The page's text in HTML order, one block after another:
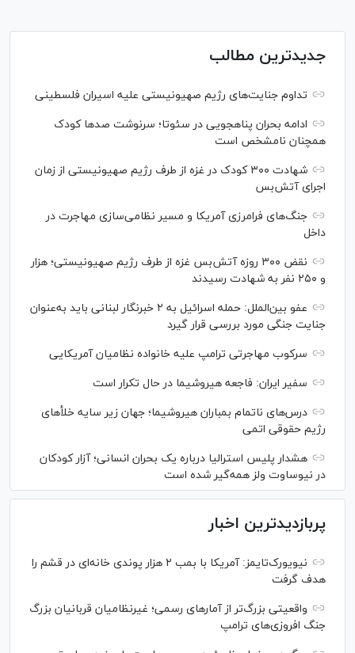
جدیدترین مطالب
تداوم جنایت‌های رژیم صهیونیستی علیه اسیران فلسطینی
ادامه بحران پناهجویی در سئوتا؛ سرنوشت صدها کودک
همچنان نامشخص است
شهادت ۳۰۰ کودک در غزه از طرف رژیم صهیونیستی از زمان
اجرای آتش‌بس
جنگ‌های فرامرزی آمریکا و مسیر نظامی‌سازی مهاجرت در
داخل
نقض ۳۰۰ روزه آتش‌بس غزه از طرف رژیم صهیونیستی؛ هزار
و ۲۵۰ نفر به شهادت رسیدند
عفو بین‌الملل: حمله اسرائیل به ۲ خبرنگار لبنانی باید به‌عنوان
جنایت جنگی مورد بررسی قرار گیرد
سرکوب مهاجرتی ترامپ علیه خانواده نظامیان آمریکایی
سفیر ایران: فاجعه هیروشیما در حال تکرار است
درس‌های ناتمام بمباران هیروشیما؛ جهان زیر سایه خلأ‌های
رژیم حقوقی اتمی
هشدار پلیس استرالیا درباره یک بحران انسانی؛ آزار کودکان
در نیوساوت ولز همه‌گیر شده است
پربازدیدترین اخبار
نیویورک‌تایمز: آمریکا با بمب ۲ هزار پوندی خانه‌ای در قشم را
هدف گرفت
واقعیتی بزرگ‌تر از آمار‌های رسمی؛ غیرنظامیان قربانیان بزرگ
جنگ افروزی‌های ترامپ